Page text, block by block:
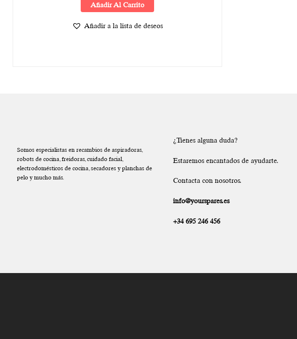
Añadir Al Carrito
Añadir a la lista de deseos
Somos especialistas en recambios de aspiradoras,
robots de cocina, freidoras, cuidado facial,
electrodomésticos de cocina, secadores y planchas de
pelo y mucho más.
¿Tienes alguna duda?
Estaremos encantados de ayudarte.
Contacta con nosotros.
info@yourspares.es
+34 695 246 456